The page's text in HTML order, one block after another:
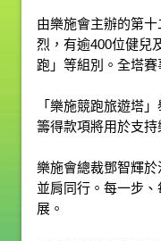
由樂施會主辦的第
烈，有逾400位健兒
跑」等組別。全塔
「樂施競跑旅遊塔
籌得款項將用於支
樂施會總裁鄧智輝
並肩同行。每一步
展。